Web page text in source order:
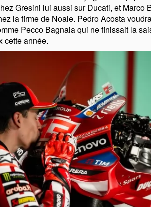
Gresini lui aussi sur Ducati, et Marco
la firme de Noale. Pedro Acosta
Pecco Bagnaia qui ne finissait la
cette année.